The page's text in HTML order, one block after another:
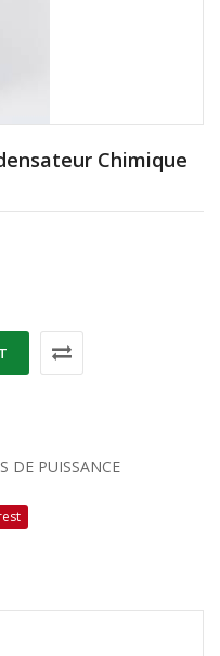
Chimique
DE PUISSANCE